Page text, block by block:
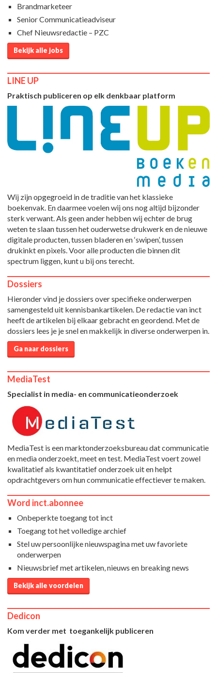
Brandmarketeer
Senior Communicatieadviseur
Chef Nieuwsredactie – PZC
Bekijk alle jobs
LINE UP
Praktisch publiceren op elk denkbaar platform
Wij zijn opgegroeid in de traditie van het klassieke
boekenvak. En daarmee voelen wij ons nog altijd bijzonder
sterk verwant. Als geen ander hebben wij echter de brug
weten te slaan tussen het ouderwetse drukwerk en de nieuwe
digitale producten, tussen bladeren en ‘swipen’, tussen
drukinkt en pixels. Voor alle producten die binnen dit
spectrum liggen, kunt u bij ons terecht.
Dossiers
Hieronder vind je dossiers over specifieke onderwerpen
samengesteld uit kennisbankartikelen. De redactie van inct
heeft de artikelen bij elkaar gebracht en geordend. Met de
dossiers lees je je snel en makkelijk in diverse onderwerpen in.
Ga naar dossiers
MediaTest
Specialist in media- en communicatieonderzoek
MediaTest is een marktonderzoeksbureau dat communicatie
en media onderzoekt, meet en test. MediaTest voert zowel
kwalitatief als kwantitatief onderzoek uit en helpt
opdrachtgevers om hun communicatie effectiever te maken.
Word inct.abonnee
Onbeperkte toegang tot inct
Toegang tot het volledige archief
Stel uw persoonlijke nieuwspagina met uw favoriete
onderwerpen
Nieuwsbrief met artikelen, nieuws en breaking news
Bekijk alle voordelen
Dedicon
Kom verder met toegankelijk publiceren